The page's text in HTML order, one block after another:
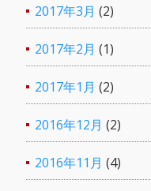
2017年3月 (2)
2017年2月 (1)
2017年1月 (2)
2016年12月 (2)
2016年11月 (4)